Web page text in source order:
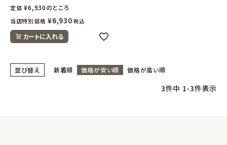
定価 ¥6,930のところ
当店特別価格 ¥6,930 税込
カートに入れる
並び替え 新着順 価格が安い順 価格が高い順
3件中 1-3件表示